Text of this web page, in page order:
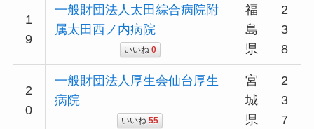
1
9
一般財団法人太田綜合病院附
属太田西ノ内病院
いいね 0
福
島
県
2
3
8
2
0
一般財団法人厚生会仙台厚生
病院
いいね55
宮
城
県
2
3
7